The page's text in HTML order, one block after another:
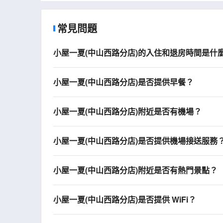
常見問題
小屋一夏(中山西路分店)的入住和退房時間是什
小屋一夏(中山西路分店)是否提供早餐？
小屋一夏(中山西路分店)附近是否有機場？
小屋一夏(中山西路分店)是否提供機場接送服務
小屋一夏(中山西路分店)附近是否有熱門景點？
小屋一夏(中山西路分店)是否提供 WiFi？